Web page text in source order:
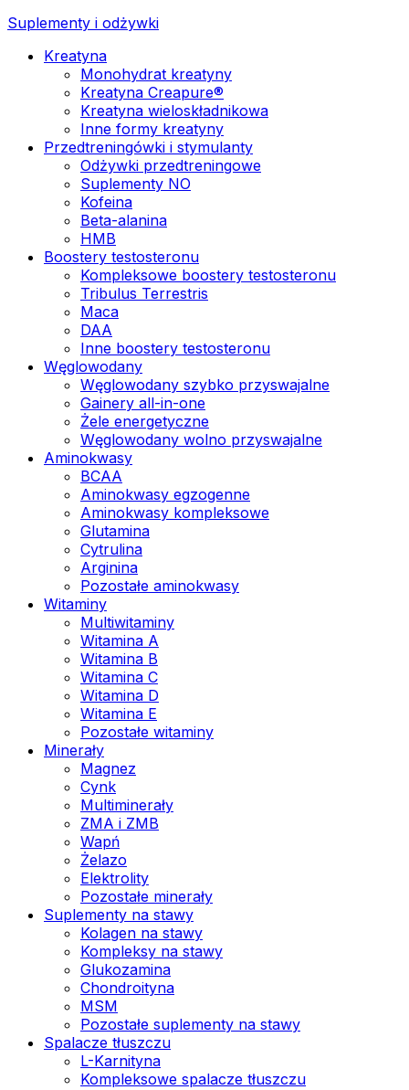
Suplementy i odżywki
Kreatyna
Monohydrat kreatyny
Kreatyna Creapure®
Kreatyna wieloskładnikowa
Inne formy kreatyny
Przedtreningówki i stymulanty
Odżywki przedtreningowe
Suplementy NO
Kofeina
Beta-alanina
HMB
Boostery testosteronu
Kompleksowe boostery testosteronu
Tribulus Terrestris
Maca
DAA
Inne boostery testosteronu
Węglowodany
Węglowodany szybko przyswajalne
Gainery all-in-one
Żele energetyczne
Węglowodany wolno przyswajalne
Aminokwasy
BCAA
Aminokwasy egzogenne
Aminokwasy kompleksowe
Glutamina
Cytrulina
Arginina
Pozostałe aminokwasy
Witaminy
Multiwitaminy
Witamina A
Witamina B
Witamina C
Witamina D
Witamina E
Pozostałe witaminy
Minerały
Magnez
Cynk
Multiminerały
ZMA i ZMB
Wapń
Żelazo
Elektrolity
Pozostałe minerały
Suplementy na stawy
Kolagen na stawy
Kompleksy na stawy
Glukozamina
Chondroityna
MSM
Pozostałe suplementy na stawy
Spalacze tłuszczu
L-Karnityna
Kompleksowe spalacze tłuszczu